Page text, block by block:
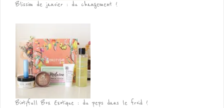
Blissim de janvier : du changement !
Biotyfull Box Exotique : du peps dans le froid !